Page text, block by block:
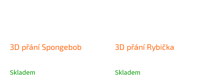
3D přání Spongebob
Skladem
3D přání Rybička
Skladem